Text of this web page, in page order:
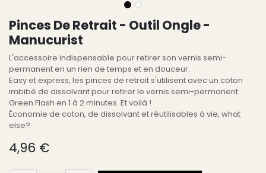
Pinces De Retrait - Outil Ongle -
Manucurist
L'accessoire indispensable pour retirer son vernis semi-
permanent en un rien de temps et en douceur.
Easy et express, les pinces de retrait s'utilisent avec un coton
imbibé de dissolvant pour retirer le vernis semi-permanent
Green Flash en 1 à 2 minutes. Et voilà !
Économie de coton, de dissolvant et réutilisables à vie, what
else?
4,96 €